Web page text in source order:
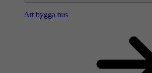
Att bygga hus